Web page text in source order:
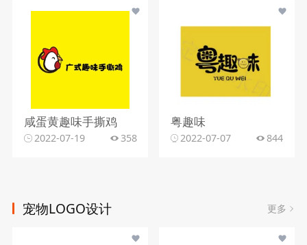
咸蛋黄趣味手撕鸡
2022-07-19 358
粤趣味
2022-07-07 844
宠物LOGO设计 更多